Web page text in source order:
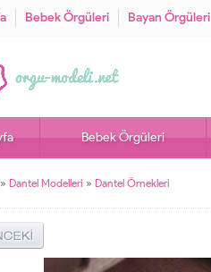
Bebek Örgüleri Bayan Örgüleri
Bebek Örgüleri
» Dantel Modelleri » Dantel Örnekleri